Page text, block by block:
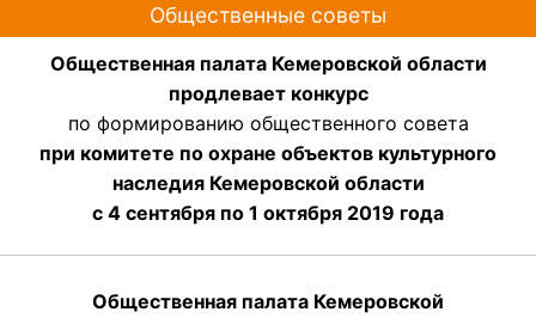
Общественные советы
Общественная палата Кемеровской области
продлевает конкурс
по формированию общественного совета
при комитете по охране объектов культурного
наследия Кемеровской области
с 4 сентября по 1 октября 2019 года
Общественная палата Кемеровской